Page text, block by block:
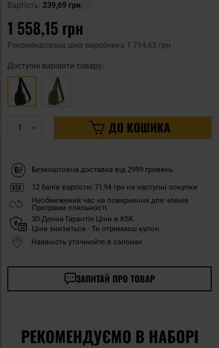
Вартість: 239,69 грн
1 558,15 грн
Рекомендована ціна виробника 1 714,63 грн
Доступні варіанти товару:
ДО КОШИКА
Безкоштовна доставка від 2999 гривень
12 балів вартістю 71,94 грн на наступні покупки
Необмежений час на повернення для членів
Програми лояльності
30-Денна Гарантія Ціни в KSK
Ціна знизиться - Ти отримаєш купон
Наявність уточнюйте в салонах
ЗАПИТАЙ ПРО ТОВАР
РЕКОМЕНДУЄМО В НАБОРІ